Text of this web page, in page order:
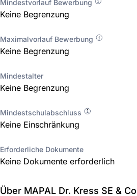
Mindestvorlauf Bewerbung
Keine Begrenzung
Maximalvorlauf Bewerbung
Keine Begrenzung
Mindestalter
Keine Begrenzung
Mindestschulabschluss
Keine Einschränkung
Erforderliche Dokumente
Keine Dokumente erforderlich
Über MAPAL Dr. Kress SE &